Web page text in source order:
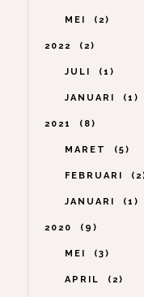
MEI 2
2022 2
JULI 1
JANUARI 1
2021 8
MARET 5
FEBRUARI 2
JANUARI 1
2020 9
MEI 3
APRIL 2